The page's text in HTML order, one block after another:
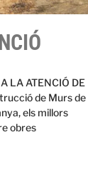
LA ATENCIÓ DE
de Murs de
els millors
obres